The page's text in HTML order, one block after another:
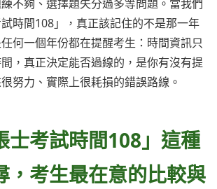
不夠、選擇題失分過多等問題。當我們
時間108」，真正該記住的不是那一年
何一個年份都在提醒考生：時間資訊只
，真正決定能否過線的，是你有沒有提
努力、實際上很耗損的錯誤路線。
士考試時間108」這種
，考生最在意的比較與